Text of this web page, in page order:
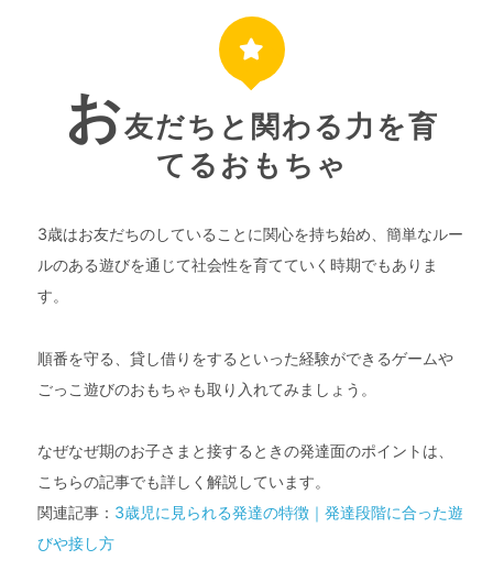
お友だちと関わる力を育
てるおもちゃ
3歳はお友だちのしていることに関心を持ち始め、簡単なルー
ルのある遊びを通じて社会性を育てていく時期でもありま
す。
順番を守る、貸し借りをするといった経験ができるゲームや
ごっこ遊びのおもちゃも取り入れてみましょう。
なぜなぜ期のお子さまと接するときの発達面のポイントは、
こちらの記事でも詳しく解説しています。
関連記事： 3歳児に見られる発達の特徴｜発達段階に合った遊
びや接し方